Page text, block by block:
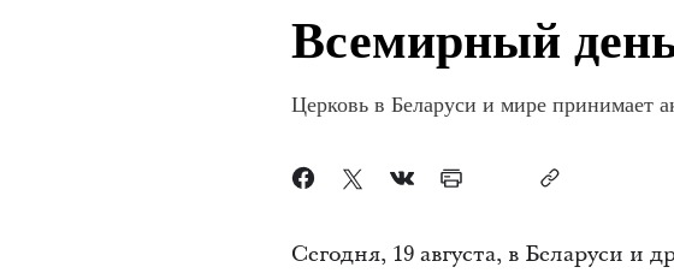
Всемирный
Церковь в Беларуси и мире принимает
Сегодня, 19 августа, в Беларуси и